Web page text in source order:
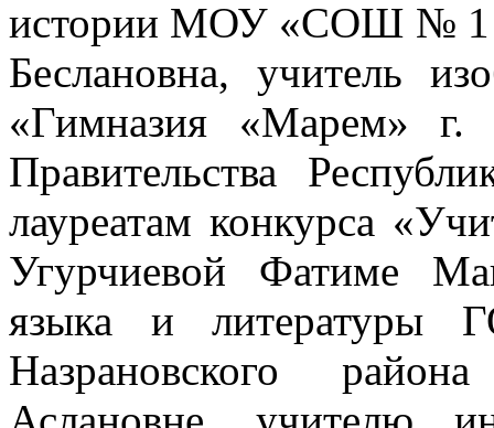
истории МОУ «СОШ № 1
Беслановна, учитель
«Гимназия «Марем»
Правительства
лауреатам конкурса
Угурчиевой Фатиме
языка и литературы
Назрановского